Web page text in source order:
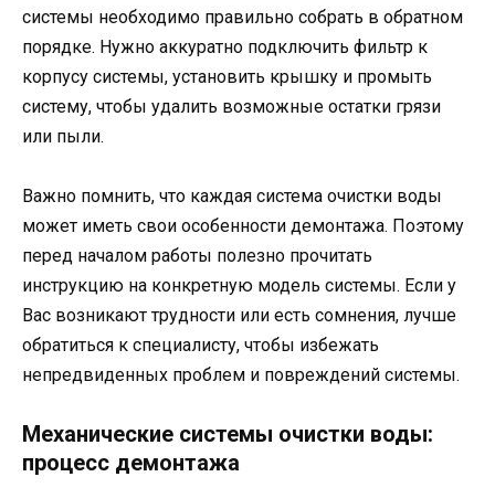
системы необходимо правильно собрать в обратном
порядке. Нужно аккуратно подключить фильтр к
корпусу системы, установить крышку и промыть
систему, чтобы удалить возможные остатки грязи
или пыли.
Важно помнить, что каждая система очистки воды
может иметь свои особенности демонтажа. Поэтому
перед началом работы полезно прочитать
инструкцию на конкретную модель системы. Если у
Вас возникают трудности или есть сомнения, лучше
обратиться к специалисту, чтобы избежать
непредвиденных проблем и повреждений системы.
Механические системы очистки воды:
процесс демонтажа